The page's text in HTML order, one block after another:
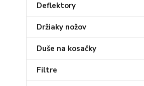
Deflektory
Držiaky nožov
Duše na kosačky
Filtre